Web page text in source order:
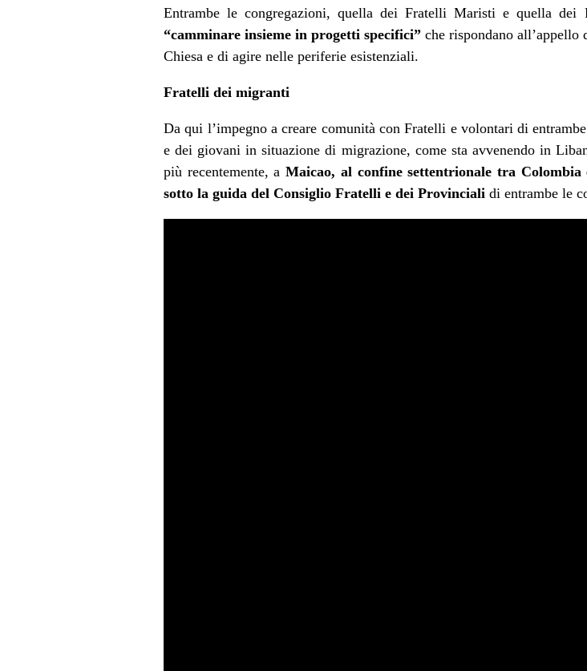
Entrambe le congregazioni, quella dei Fratelli Maristi e quella
“camminare insieme in progetti specifici” che rispondano all’appello
Chiesa e di agire nelle periferie esistenziali.
Fratelli dei migranti
Da qui l’impegno a creare comunità con Fratelli e volontari di
e dei giovani in situazione di migrazione, come sta avvenendo in
più recentemente, aMaicao, al confine settentrionale tra
sotto la guida del Consiglio Fratelli e dei Provinciali di entrambe le